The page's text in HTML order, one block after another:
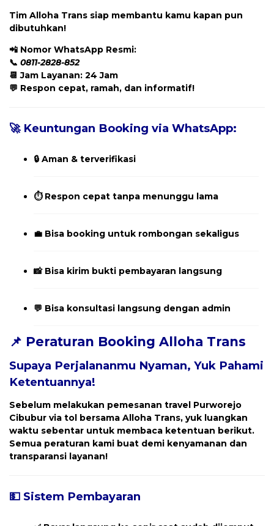
Tim Alloha Trans siap membantu kamu kapan pun
dibutuhkan!
📲 Nomor WhatsApp Resmi:
📞 0811-2828-852
📆 Jam Layanan: 24 Jam
💬 Respon cepat, ramah, dan informatif!
🚀 Keuntungan Booking via WhatsApp:
🔒 Aman & terverifikasi
⏱️ Respon cepat tanpa menunggu lama
💼 Bisa booking untuk rombongan sekaligus
📸 Bisa kirim bukti pembayaran langsung
💬 Bisa konsultasi langsung dengan admin
📌 Peraturan Booking Alloha Trans
Supaya Perjalananmu Nyaman, Yuk Pahami
Ketentuannya!
Sebelum melakukan pemesanan travel Purworejo
Cibubur via tol bersama Alloha Trans, yuk luangkan
waktu sebentar untuk membaca ketentuan berikut.
Semua peraturan kami buat demi kenyamanan dan
transparansi layanan!
💵 Sistem Pembayaran